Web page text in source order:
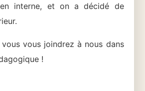
interne, et on a décidé de
vous joindrez à nous dans
!